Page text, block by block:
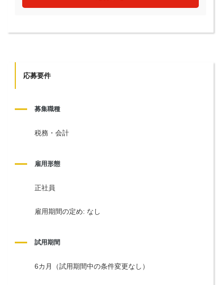
応募要件
募集職種
税務・会計
雇用形態
正社員
雇用期間の定め: なし
試用期間
6カ月（試用期間中の条件変更なし）